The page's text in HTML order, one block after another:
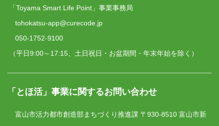
「Toyama Smart Life Point」事業事務局
tohokatsu-app@curecode.jp
050-1752-9100
（平日9:00～17:15、土日祝日・お盆期間・年末年始を除く）
「とほ活」事業に関するお問い合わせ
富山市活力都市創造部まちづくり推進課 〒930-8510 富山市新